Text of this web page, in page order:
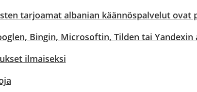
tarjoamat albanian käännöspalvelut ovat
Bingin, Microsoftin, Tilden tai
ilmaiseksi